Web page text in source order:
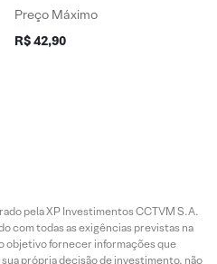
Preço Máximo
R$ 42,90
pela XP Investimentos CCTVM S.A.
com todas as exigências previstas na
objetivo fornecer informações que
própria decisão de investimento, não